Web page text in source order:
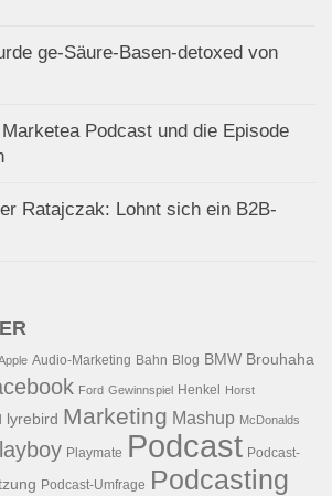
ge-Säure-Basen-detoxed von
Podcast und die Episode
Ratajczak: Lohnt sich ein B2B-
Audio-Marketing Bahn Blog BMW Brouhaha
Ford Gewinnspiel Henkel Horst
lyrebird Marketing Mashup McDonalds
Playmate Podcast Podcast-
Podcast-Umfrage Podcasting